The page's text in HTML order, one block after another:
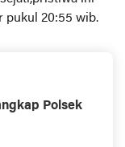
pukul 20:55 wib.
Polsek